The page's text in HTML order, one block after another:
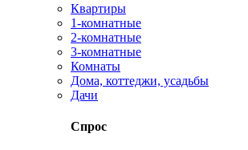
Квартиры
1-комнатные
2-комнатные
3-комнатные
Комнаты
Дома, коттеджи, усадьбы
Дачи
Спрос